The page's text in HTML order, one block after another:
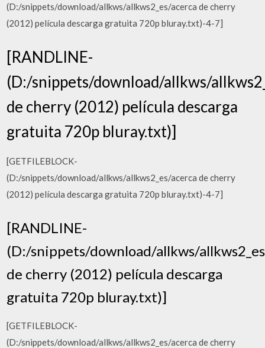
(D:/snippets/download/allkws/allkws2_es/acerca de cherry
(2012) película descarga gratuita 720p bluray.txt)-4-7]
[RANDLINE-
(D:/snippets/download/allkws/
de cherry (2012) película descarga
gratuita 720p bluray.txt)]
[GETFILEBLOCK-
(D:/snippets/download/allkws/allkws2_es/acerca de cherry
(2012) película descarga gratuita 720p bluray.txt)-4-7]
[RANDLINE-
(D:/snippets/download/allkws/
de cherry (2012) película descarga
gratuita 720p bluray.txt)]
[GETFILEBLOCK-
(D:/snippets/download/allkws/allkws2_es/acerca de cherry